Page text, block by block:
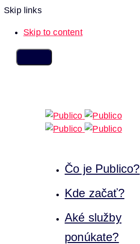
Skip links
Skip to content
Čo je Publico?
Kde začať?
Aké služby
ponúkate?